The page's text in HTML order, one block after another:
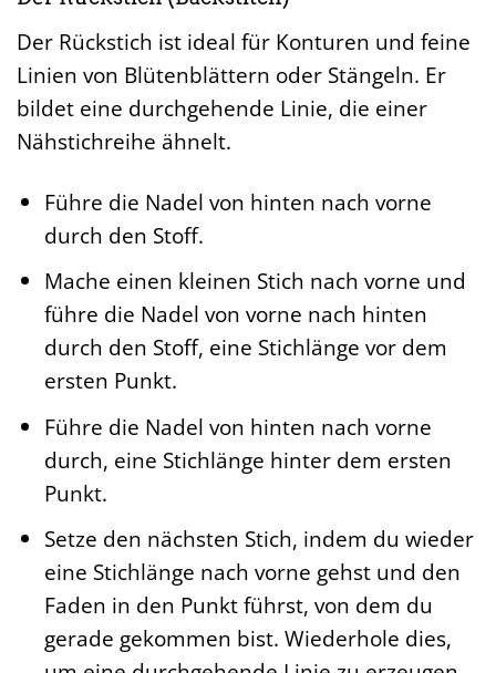
Der Rückstich ist ideal für Konturen und feine
Linien von Blütenblättern oder Stängeln. Er
bildet eine durchgehende Linie, die einer
Nähstichreihe ähnelt.
Führe die Nadel von hinten nach vorne
durch den Stoff.
Mache einen kleinen Stich nach vorne und
führe die Nadel von vorne nach hinten
durch den Stoff, eine Stichlänge vor dem
ersten Punkt.
Führe die Nadel von hinten nach vorne
durch, eine Stichlänge hinter dem ersten
Punkt.
Setze den nächsten Stich, indem du wieder
eine Stichlänge nach vorne gehst und den
Faden in den Punkt führst, von dem du
gerade gekommen bist. Wiederhole dies,